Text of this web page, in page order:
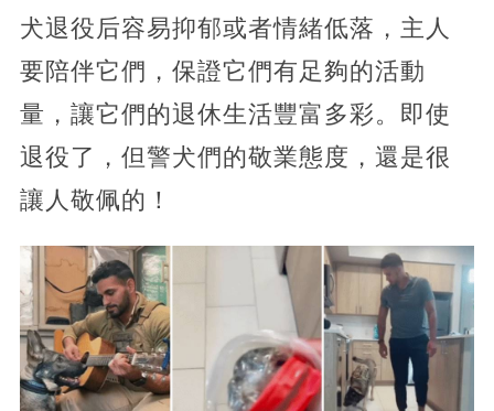
犬退役后容易抑郁或者情緒低落，主人
要陪伴它們，保證它們有足夠的活動
量，讓它們的退休生活豐富多彩。即使
退役了，但警犬們的敬業態度，還是很
讓人敬佩的！